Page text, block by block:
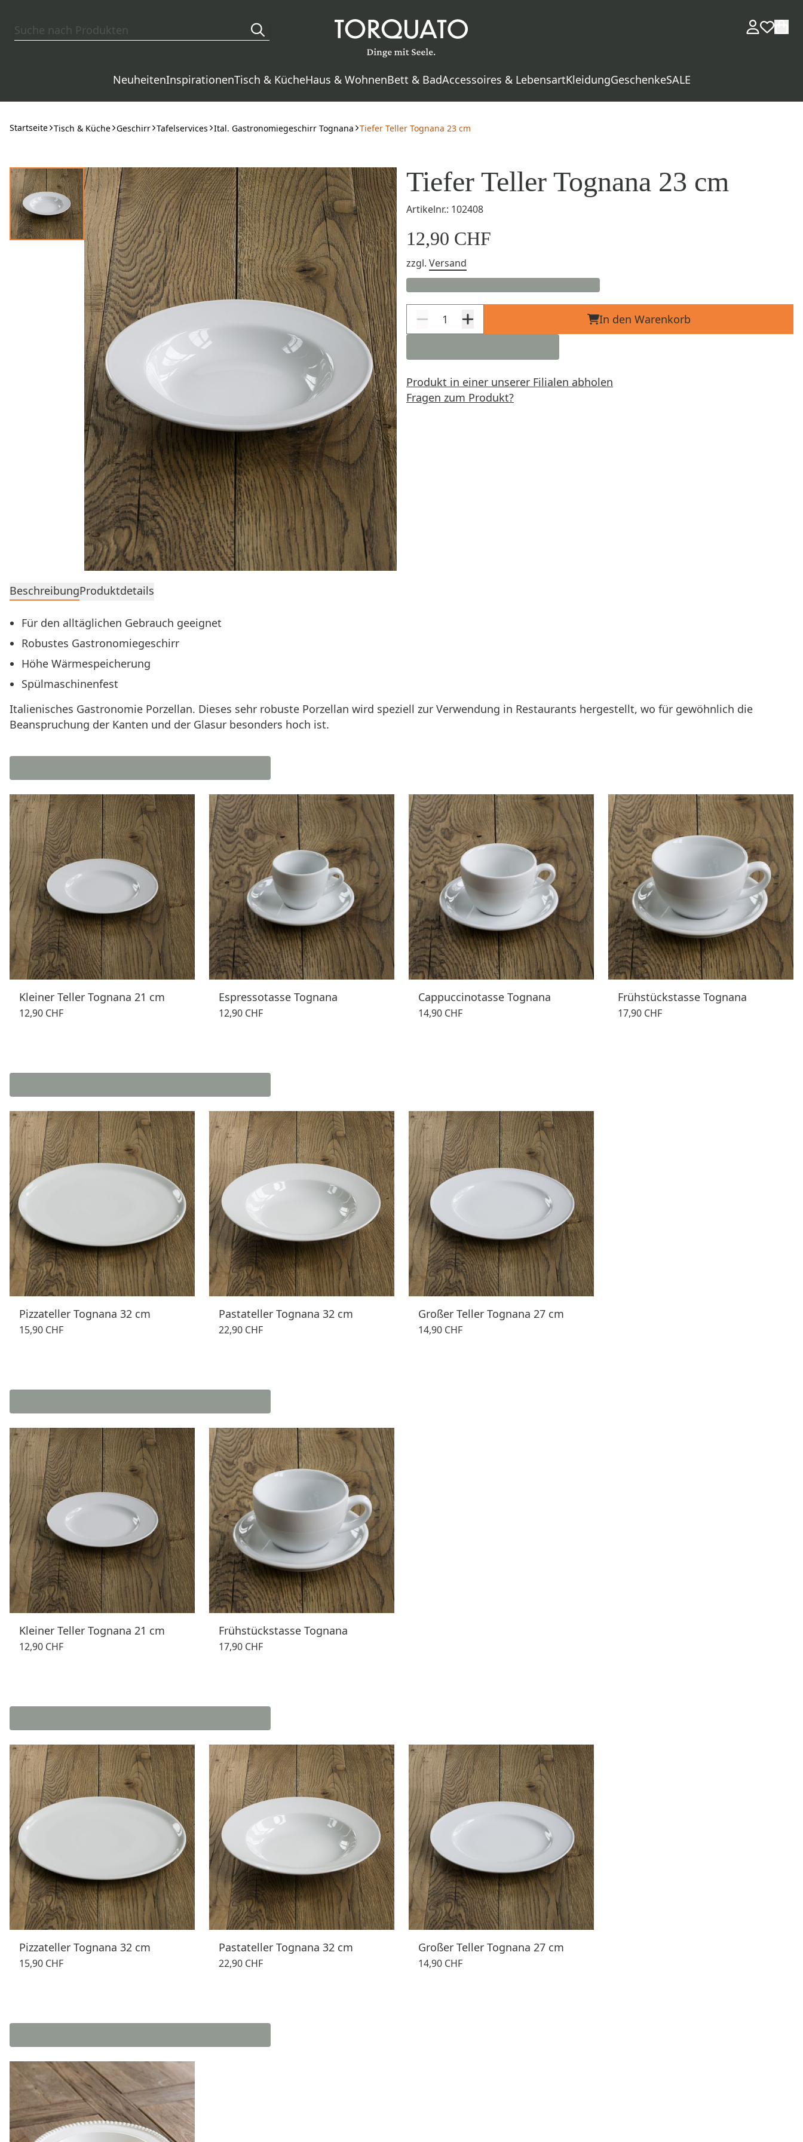
NeuheitenInspirationenTisch & KücheHaus & WohnenBett & BadAccessoires & LebensartKleidungGeschenkeSALE
Startseite Tisch & Küche Geschirr Tafelservices Ital. Gastronomiegeschirr Tognana Tiefer Teller Tognana 23 cm
Tiefer Teller Tognana 23 cm
Artikelnr.: 102408
12,90 CHF
zzgl. Versand
In den Warenkorb
Produkt in einer unserer Filialen abholen
Fragen zum Produkt?
BeschreibungProduktdetails
Für den alltäglichen Gebrauch geeignet
Robustes Gastronomiegeschirr
Höhe Wärmespeicherung
Spülmaschinenfest
Italienisches Gastronomie Porzellan. Dieses sehr robuste Porzellan wird speziell zur Verwendung in Restaurants hergestellt, wo für gewöhnlich die
Beanspruchung der Kanten und der Glasur besonders hoch ist.
Kleiner Teller Tognana 21 cm
12,90 CHF
Espressotasse Tognana
12,90 CHF
Cappuccinotasse Tognana
14,90 CHF
Frühstückstasse Tognana
17,90 CHF
Pizzateller Tognana 32 cm
15,90 CHF
Pastateller Tognana 32 cm
22,90 CHF
Großer Teller Tognana 27 cm
14,90 CHF
Kleiner Teller Tognana 21 cm
12,90 CHF
Frühstückstasse Tognana
17,90 CHF
Pizzateller Tognana 32 cm
15,90 CHF
Pastateller Tognana 32 cm
22,90 CHF
Großer Teller Tognana 27 cm
14,90 CHF